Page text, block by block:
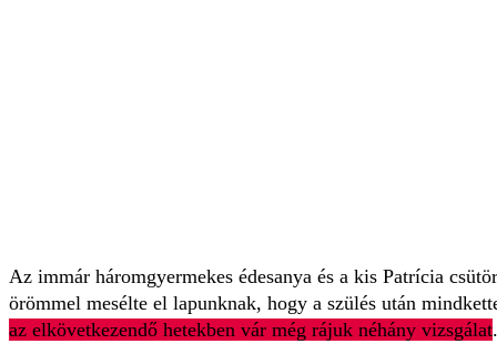
Az immár háromgyermekes édesanya és a kis Patrícia
örömmel mesélte el lapunknak, hogy a szülés után
az elkövetkezendő hetekben vár még rájuk néhány vizsgálat.